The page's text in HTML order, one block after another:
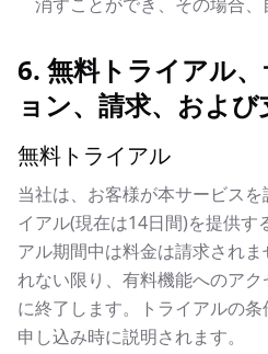
6. 無料トライアル
ョン、請求、および
無料トライアル
当社は、お客様が本サービス
イアル(現在は14日間)を提供す
アル期間中は料金は請求され
れない限り、有料機能へのア
に終了します。トライアルの
申し込み時に説明されます。